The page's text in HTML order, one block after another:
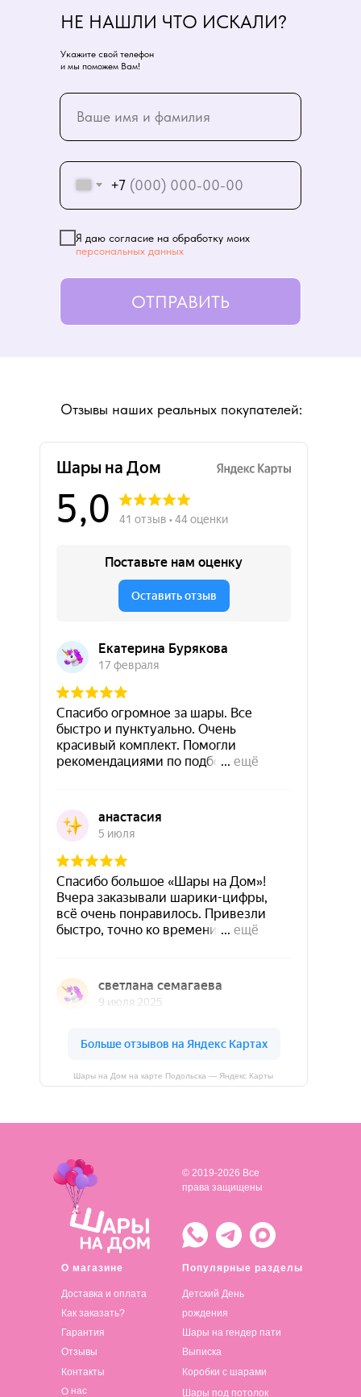
+7
Я даю согласие на обработку моих
персональных данных
ОТПРАВИТЬ
НЕ НАШЛИ ЧТО ИСКАЛИ?
Укажите свой телефон
и мы поможем Вам!
Шары на Дом на карте Подольска — Яндекс Карты
Отзывы наших реальных покупателей:
О магазине
Доставка и оплата
Популярные разделы
Детский День
рождения
© 2019-2026 Все
права защищены
Как заказать?
Гарантия
Отзывы
Контакты
О нас
Шары на гендер пати
Выписка
Коробки с шарами
Шары под потолок